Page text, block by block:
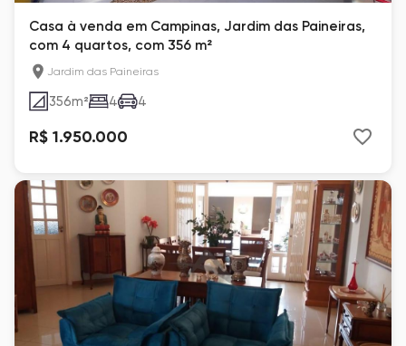
Casa à venda em Campinas, Jardim das Paineiras,
com 4 quartos, com 356 m²
Jardim das Paineiras
356m² 4 4
R$ 1.950.000